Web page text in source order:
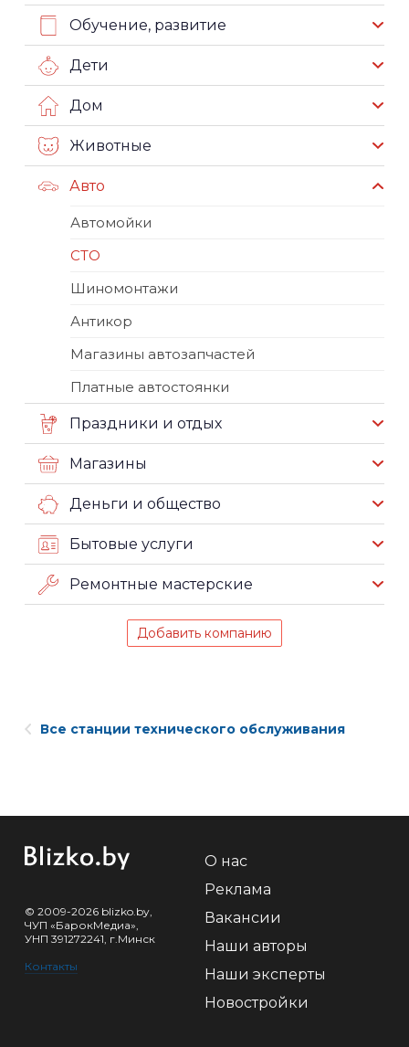
Обучение, развитие
Дети
Дом
Животные
Авто
Автомойки
СТО
Шиномонтажи
Антикор
Магазины автозапчастей
Платные автостоянки
Праздники и отдых
Магазины
Деньги и общество
Бытовые услуги
Ремонтные мастерские
Добавить компанию
Все станции технического обслуживания
© 2009-2026 blizko.by,
ЧУП «БарокМедиа»,
УНП 391272241, г.Минск
Контакты
О нас
Реклама
Вакансии
Наши авторы
Наши эксперты
Новостройки